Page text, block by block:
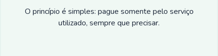
O princípio é simples: pague somente pelo serviço
utilizado, sempre que precisar.